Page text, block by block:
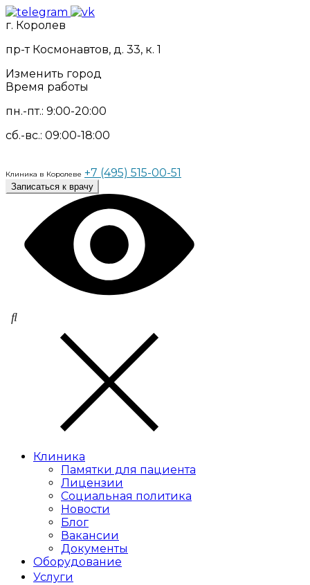
г. Королев
пр-т Космонавтов, д. 33, к. 1
Изменить город
Время работы
пн.-пт.: 9:00-20:00
сб.-вс.: 09:00-18:00
Клиника в Королеве +7 (495) 515-00-51
Записаться к врачу
Клиника
Памятки для пациента
Лицензии
Социальная политика
Новости
Блог
Вакансии
Документы
Оборудование
Услуги